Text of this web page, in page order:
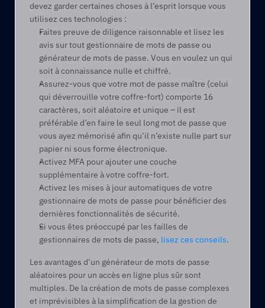
devez garder certaines choses à l’esprit lorsque vous
utilisez ces technologies :
Faites preuve de diligence raisonnable et lisez les
avis sur tout gestionnaire de mots de passe ou
générateur de mots de passe. Vous en voulez un qui
soit à connaissance nulle et chiffré.
Assurez-vous que votre mot de passe maître (celui
qui déverrouille votre coffre-fort) comporte 16
caractères, soit aléatoire et unique – il est
préférable d’en faire le seul long mot de passe que
vous ayez mémorisé afin qu’il n’existe nulle part sur
papier ni sous forme électronique.
Activez MFA pour ajouter une couche
supplémentaire à votre coffre-fort.
Activez les mises à jour automatiques de votre
gestionnaire de mots de passe pour bénéficier des
dernières fonctionnalités de sécurité.
Si vous êtes préoccupé par les failles de
gestionnaires de mots de passe, lisez ces conseils.
Les avantages d’un générateur de mots de passe
aléatoires pour un accès en ligne plus sûr sont
multiples. De la création de mots de passe complexes
et imprévisibles à la simplification de la gestion de